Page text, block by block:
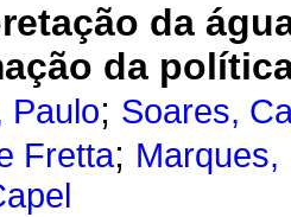
da
da
Paulo; Soares,
Fretta; Marques,